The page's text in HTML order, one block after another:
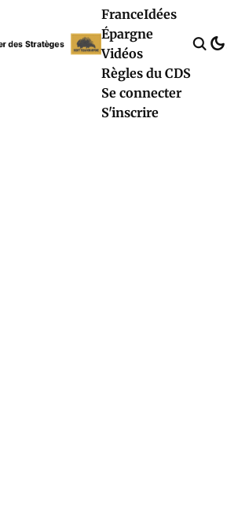
FranceIdées
Épargne
Vidéos
Règles du CDS
Se connecter
S'inscrire